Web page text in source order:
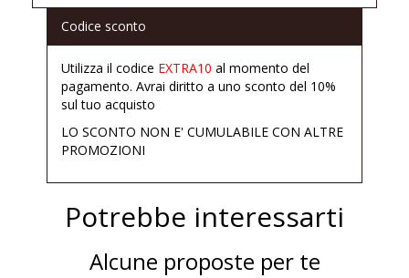
Codice sconto
Utilizza il codice EXTRA10 al momento del
pagamento. Avrai diritto a uno sconto del 10%
sul tuo acquisto
LO SCONTO NON E' CUMULABILE CON ALTRE
PROMOZIONI
Potrebbe interessarti
Alcune proposte per te